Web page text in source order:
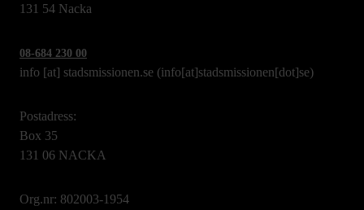
131 54 Nacka
08-684 230 00
info [at] stadsmissionen.se (info[at]stadsmissionen[dot]se)
Postadress:
Box 35
131 06 NACKA
Org.nr: 802003-1954